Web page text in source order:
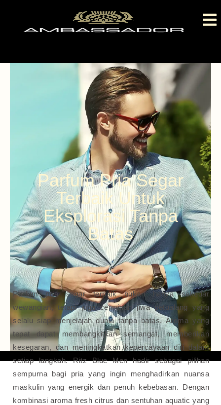
Parfum Pria Segar
Terbaik Untuk
Eksplorasi Tanpa
Batas
Parfum pria segar terbaik bukan hanya sekedar
wewangian, tetapi juga cerminan jiwa petualang yang
selalu siap menjelajah dunia tanpa batas. Aroma yang
tepat dapat membangkitkan semangat, memberikan
kesegaran, dan meningkatkan kepercayaan diri dalam
setiap langkah. Ritz Blue Men hadir sebagai pilihan
sempurna bagi pria yang ingin menghadirkan nuansa
maskulin yang energik dan penuh kebebasan. Dengan
kombinasi aroma fresh citrus dan sentuhan aquatic yang